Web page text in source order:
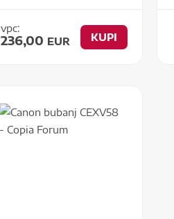
vpc:
236,00 EUR KUPI